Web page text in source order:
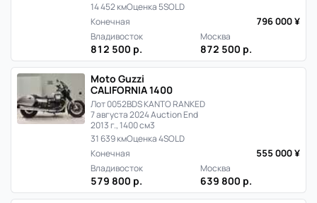
14 452 кмОценка 5SOLD
Конечная
796 000 ¥
Владивосток
812 500 р.
Москва
872 500 р.
Moto Guzzi
CALIFORNIA 1400
Лот 0052BDS KANTO RANKED
7 августа 2024 Auction End
2013 г., 1400 см3
31 639 кмОценка 4SOLD
Конечная
555 000 ¥
Владивосток
579 800 р.
Москва
639 800 р.